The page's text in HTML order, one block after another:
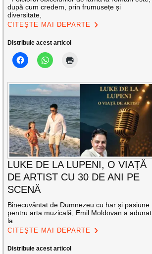
după cum credem, prin frumusețe și
diversitate,
CITEȘTE MAI DEPARTE
Distribuie acest articol
LUKE DE LA LUPENI, O VIAȚĂ
DE ARTIST CU 30 DE ANI PE
SCENĂ
Binecuvântat de Dumnezeu cu har și pasiune
pentru arta muzicală, Emil Moldovan a adunat
la
CITEȘTE MAI DEPARTE
Distribuie acest articol